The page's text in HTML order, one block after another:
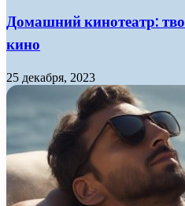
Домашний кинотеатр:
кино
25 декабря, 2023